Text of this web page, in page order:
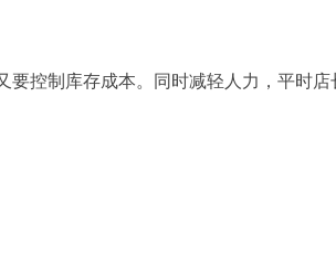
控制库存成本。同时减轻人力，平时